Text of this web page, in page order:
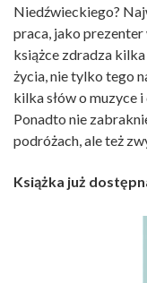
Niedźwieckiego?
praca, jako
książce zdradza
życia, nie tylko tego
kilka słów o muzyce
Ponadto nie
podróżach, ale też
Książka już